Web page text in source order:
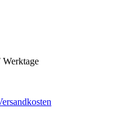
Werktage